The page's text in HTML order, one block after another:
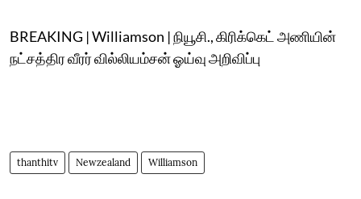
BREAKING | Williamson | நியூசி., கிரிக்கெட் அணியின்
நட்சத்திர வீரர் வில்லியம்சன் ஓய்வு அறிவிப்பு
thanthitv Newzealand Williamson